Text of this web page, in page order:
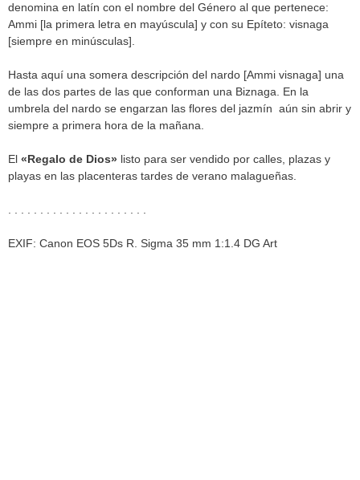
denomina en latín con el nombre del Género al que pertenece:
Ammi [la primera letra en mayúscula] y con su Epíteto: visnaga
[siempre en minúsculas].
Hasta aquí una somera descripción del nardo [Ammi visnaga] una
de las dos partes de las que conforman una Biznaga. En la
umbrela del nardo se engarzan las flores del jazmín aún sin abrir y
siempre a primera hora de la mañana.
El «Regalo de Dios» listo para ser vendido por calles, plazas y
playas en las placenteras tardes de verano malagueñas.
EXIF: Canon EOS 5Ds R. Sigma 35 mm 1:1.4 DG Art